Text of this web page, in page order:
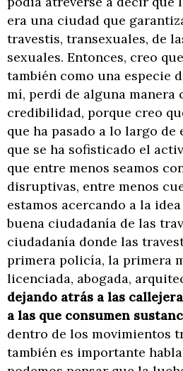
era una ciudad que
travestis, transexuales, de
sexuales. Entonces, creo
también como una especie
mí, perdí de alguna manera
credibilidad, porque creo
que ha pasado a lo largo de
que se ha sofisticado el
que entre menos seamos
disruptivas, entre menos
estamos acercando a la
buena ciudadanía de las
ciudadanía donde las
primera policía, la primera
licenciada, abogada,
dejando atrás a las
a las que consumen
dentro de los movimientos
también es importante